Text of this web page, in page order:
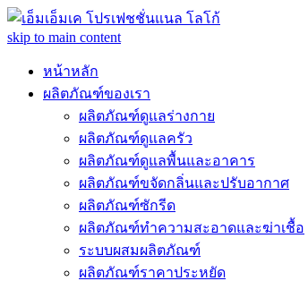
skip to main content
หน้าหลัก
ผลิตภัณฑ์ของเรา
ผลิตภัณฑ์ดูแลร่างกาย
ผลิตภัณฑ์ดูแลครัว
ผลิตภัณฑ์ดูแลพื้นและอาคาร
ผลิตภัณฑ์ขจัดกลิ่นและปรับอากาศ
ผลิตภัณฑ์ซักรีด
ผลิตภัณฑ์ทำความสะอาดและฆ่าเชื้อ
ระบบผสมผลิตภัณฑ์
ผลิตภัณฑ์ราคาประหยัด